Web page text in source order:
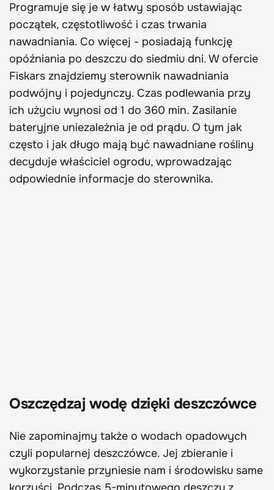
Programuje się je w łatwy sposób ustawiając
początek, częstotliwość i czas trwania
nawadniania. Co więcej - posiadają funkcję
opóźniania po deszczu do siedmiu dni. W ofercie
Fiskars znajdziemy sterownik nawadniania
podwójny i pojedynczy. Czas podlewania przy
ich użyciu wynosi od 1 do 360 min. Zasilanie
bateryjne uniezależnia je od prądu. O tym jak
często i jak długo mają być nawadniane rośliny
decyduje właściciel ogrodu, wprowadzając
odpowiednie informacje do sterownika.
Oszczędzaj wodę dzięki deszczówce
Nie zapominajmy także o wodach opadowych
czyli popularnej deszczówce. Jej zbieranie i
wykorzystanie przyniesie nam i środowisku same